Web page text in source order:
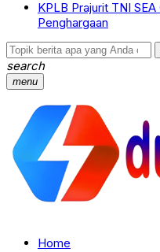
KPLB Prajurit TNI
Penghargaan
search
menu
Home